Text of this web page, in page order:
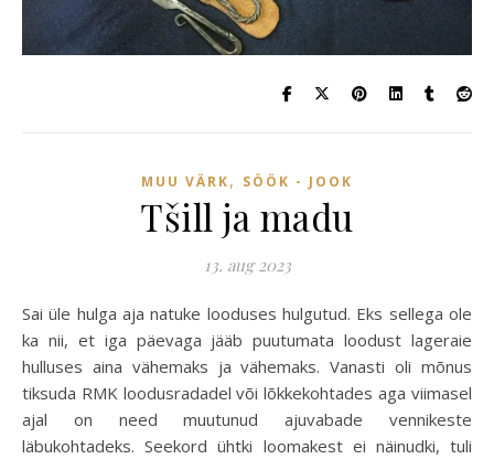
MUU VÄRK, SÖÖK - JOOK
Tšill ja madu
13. aug 2023
Sai üle hulga aja natuke looduses hulgutud. Eks sellega ole
ka nii, et iga päevaga jääb puutumata loodust lageraie
hulluses aina vähemaks ja vähemaks. Vanasti oli mõnus
tiksuda RMK loodusradadel või lõkkekohtades aga viimasel
ajal on need muutunud ajuvabade vennikeste
läbukohtadeks. Seekord ühtki loomakest ei näinudki, tuli